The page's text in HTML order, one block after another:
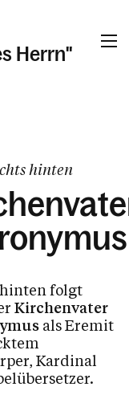
Herrn"
hinten
folgt
Kirchenvater
als Eremit
Kardinal